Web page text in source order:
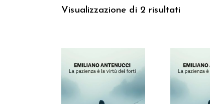
Visualizzazione di 2 risultati